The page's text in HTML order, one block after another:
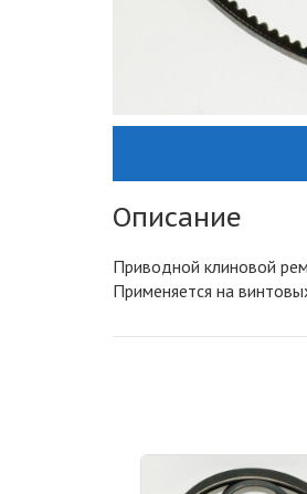
Описание
Приводной клиновой
Применяется на